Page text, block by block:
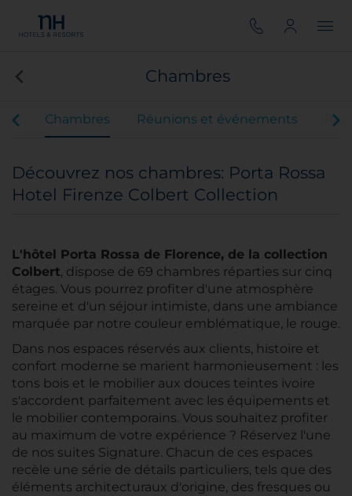
Chambres
Chambres Réunions et événements
Découvrez nos chambres: Porta Rossa
Hotel Firenze Colbert Collection
L'hôtel Porta Rossa de Florence, de la collection
Colbert, dispose de 69 chambres réparties sur cinq
étages. Vous pourrez profiter d'une atmosphère
sereine et d'un séjour intimiste, dans une ambiance
marquée par notre couleur emblématique, le rouge.
Dans nos espaces réservés aux clients, histoire et
confort moderne se marient harmonieusement : les
tons bois et le mobilier aux douces teintes ivoire
s'accordent parfaitement avec les équipements et
le mobilier contemporains. Vous souhaitez profiter
au maximum de votre expérience ? Réservez l'une
de nos suites Signature. Chacun de ces espaces
recèle une série de détails particuliers, tels que des
éléments architecturaux d'origine, des fresques ou